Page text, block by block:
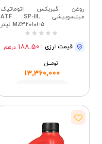
روغن گیربکس اتوماتیک
میتسوبیشی ATF SP-III،
MZ320101-5 لیتر
قیمت ارزی : 188.50 درهم
تومــــــان
13,360,000